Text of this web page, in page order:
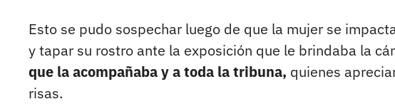
Esto se pudo sospechar luego de que la mujer se
y tapar su rostro ante la exposición que le brindaba la
que la acompañaba y a toda la tribuna, quienes
risas.